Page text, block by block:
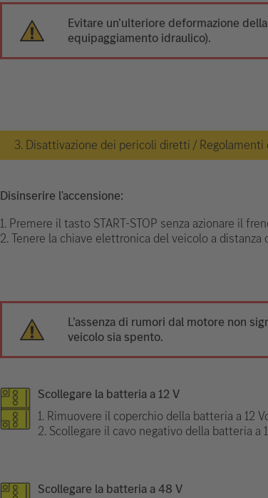
Evitare un’ulteriore deformazione
equipaggiamento idraulico).
3. Disattivazione dei pericoli diretti / Regolamenti
Disinserire l'accensione:
1. Premere il tasto START-STOP senza azionare il
2. Tenere la chiave elettronica del veicolo a distanza
L’assenza di rumori dal motore non
veicolo sia spento.
Scollegare la batteria a 12 V
1. Rimuovere il coperchio della batteria a 12
2. Scollegare il cavo negativo della batteria
Scollegare la batteria a 48 V